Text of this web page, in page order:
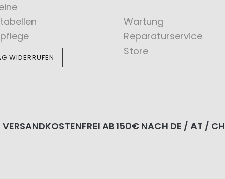
WIDERRUFEN
Wartung
Reparaturservice
Store
VERSANDKOSTENFREI AB 150€ NACH DE / AT / CH